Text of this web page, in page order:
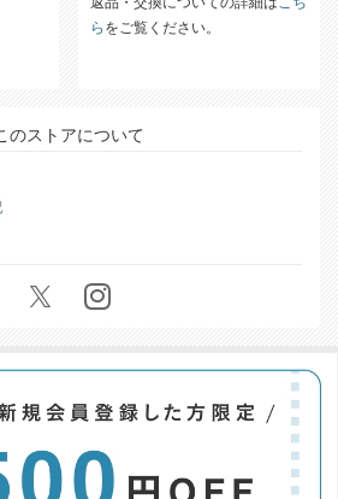
ら をご覧ください。
のストアについて